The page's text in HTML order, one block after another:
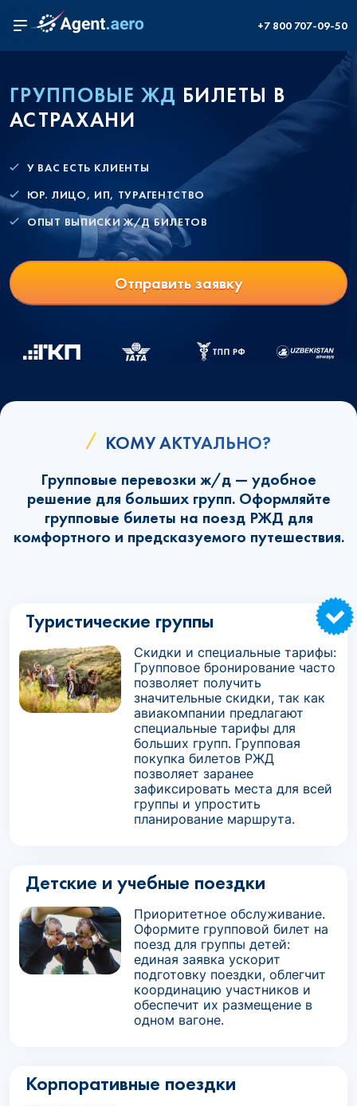
+7 800 707-09-50
ГРУППОВЫЕ ЖД БИЛЕТЫ В
АСТРАХАНИ
У ВАС ЕСТЬ КЛИЕНТЫ
ЮР. ЛИЦО, ИП, ТУРАГЕНТСТВО
ОПЫТ ВЫПИСКИ Ж/Д БИЛЕТОВ
Отправить заявку
КОМУ АКТУАЛЬНО?
Групповые перевозки ж/д — удобное
решение для больших групп. Оформляйте
групповые билеты на поезд РЖД для
комфортного и предсказуемого путешествия.
Туристические группы
Скидки и специальные тарифы:
Групповое бронирование часто
позволяет получить
значительные скидки, так как
авиакомпании предлагают
специальные тарифы для
больших групп. Групповая
покупка билетов РЖД
позволяет заранее
зафиксировать места для всей
группы и упростить
планирование маршрута.
Детские и учебные поездки
Приоритетное обслуживание.
Оформите групповой билет на
поезд для группы детей:
единая заявка ускорит
подготовку поездки, облегчит
координацию участников и
обеспечит их размещение в
одном вагоне.
Корпоративные поездки